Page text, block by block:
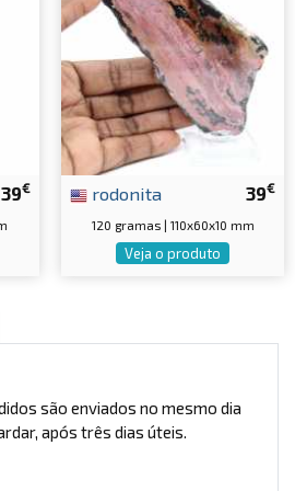
39€ 39€
rodonita
120 gramas | 110x60x10 mm
Veja o produto
são enviados no mesmo dia
após três dias úteis.